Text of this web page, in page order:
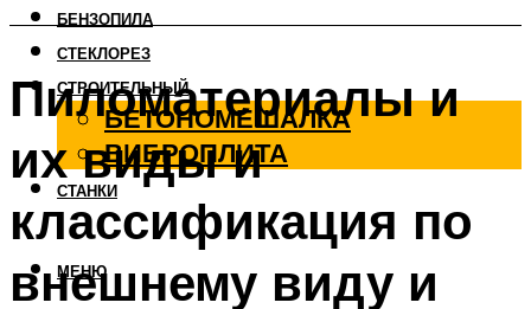
БЕНЗОПИЛА
СТЕКЛОРЕЗ
СТРОИТЕЛЬНЫЙ
БЕТОНОМЕШАЛКА
ВИБРОПЛИТА
СТАНКИ
МЕНЮ
Пиломатериалы и
их виды и
классификация по
внешнему виду и